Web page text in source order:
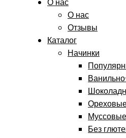
О нас
О нас
Отзывы
Каталог
Начинки
Без